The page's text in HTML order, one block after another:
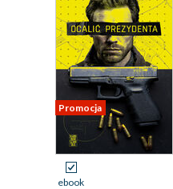
Promocja
ebook